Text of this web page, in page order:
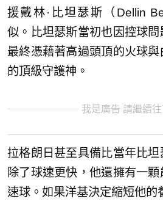
援戴林·比坦瑟斯（Dellin
似。比坦瑟斯當初也因控球問
最終憑藉著高過頭頂的火球
的頂級守護神。
我是廣告 請繼續
拉格朗日甚至具備比當年比坦
除了球速更快，他還擁有一
速球。如果洋基決定縮短他的